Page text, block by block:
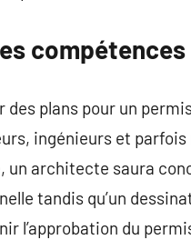
compétences
des plans pour un
ingénieurs et
un architecte saura
tandis qu’un
l’approbation du